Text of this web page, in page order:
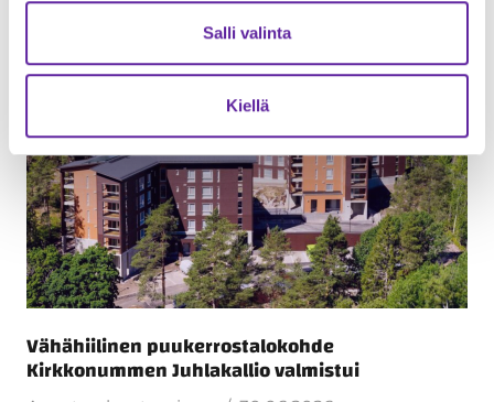
Salli valinta
Kiellä
Lue seuraavaksi
Vähähiilinen puukerrostalokohde
Kirkkonummen Juhlakallio valmistui